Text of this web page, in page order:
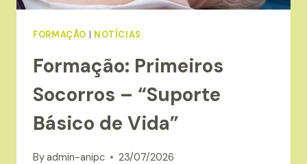
FORMAÇÃO NOTÍCIAS
Formação: Primeiros
Socorros – “Suporte
Básico de Vida”
Byadmin-anipc 23/07/2026